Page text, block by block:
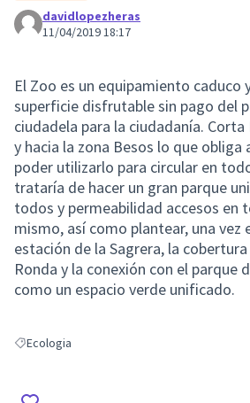
davidlopezheras
11/04/2019 18:17
El Zoo es un equipamiento caduco
superficie disfrutable sin pago del
ciudadela para la ciudadanía. Corta
y hacia la zona Besos lo que obliga
poder utilizarlo para circular en
trataría de hacer un gran parque
todos y permeabilidad accesos en
mismo, así como plantear, una vez
estación de la Sagrera, la
Ronda y la conexión con el parque
como un espacio verde unificado.
Resultats en filtrar per: Ecologia
Ecologia